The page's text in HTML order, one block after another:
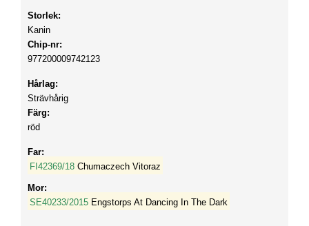
Storlek:
Kanin
Chip-nr:
977200009742123
Hårlag:
Strävhårig
Färg:
röd
Far:
FI42369/18 Chumaczech Vitoraz
Mor:
SE40233/2015 Engstorps At Dancing In The Dark